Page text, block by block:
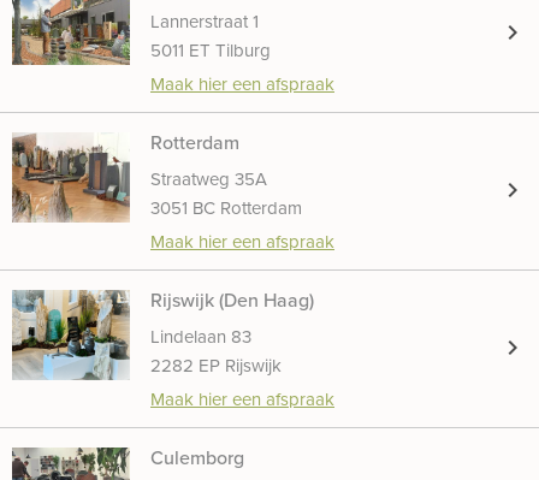
Lannerstraat 1
5011 ET Tilburg
Maak hier een afspraak
chevron_right
Rotterdam
Straatweg 35A
3051 BC Rotterdam
Maak hier een afspraak
chevron_right
Rijswijk (Den Haag)
Lindelaan 83
2282 EP Rijswijk
Maak hier een afspraak
chevron_right
Culemborg